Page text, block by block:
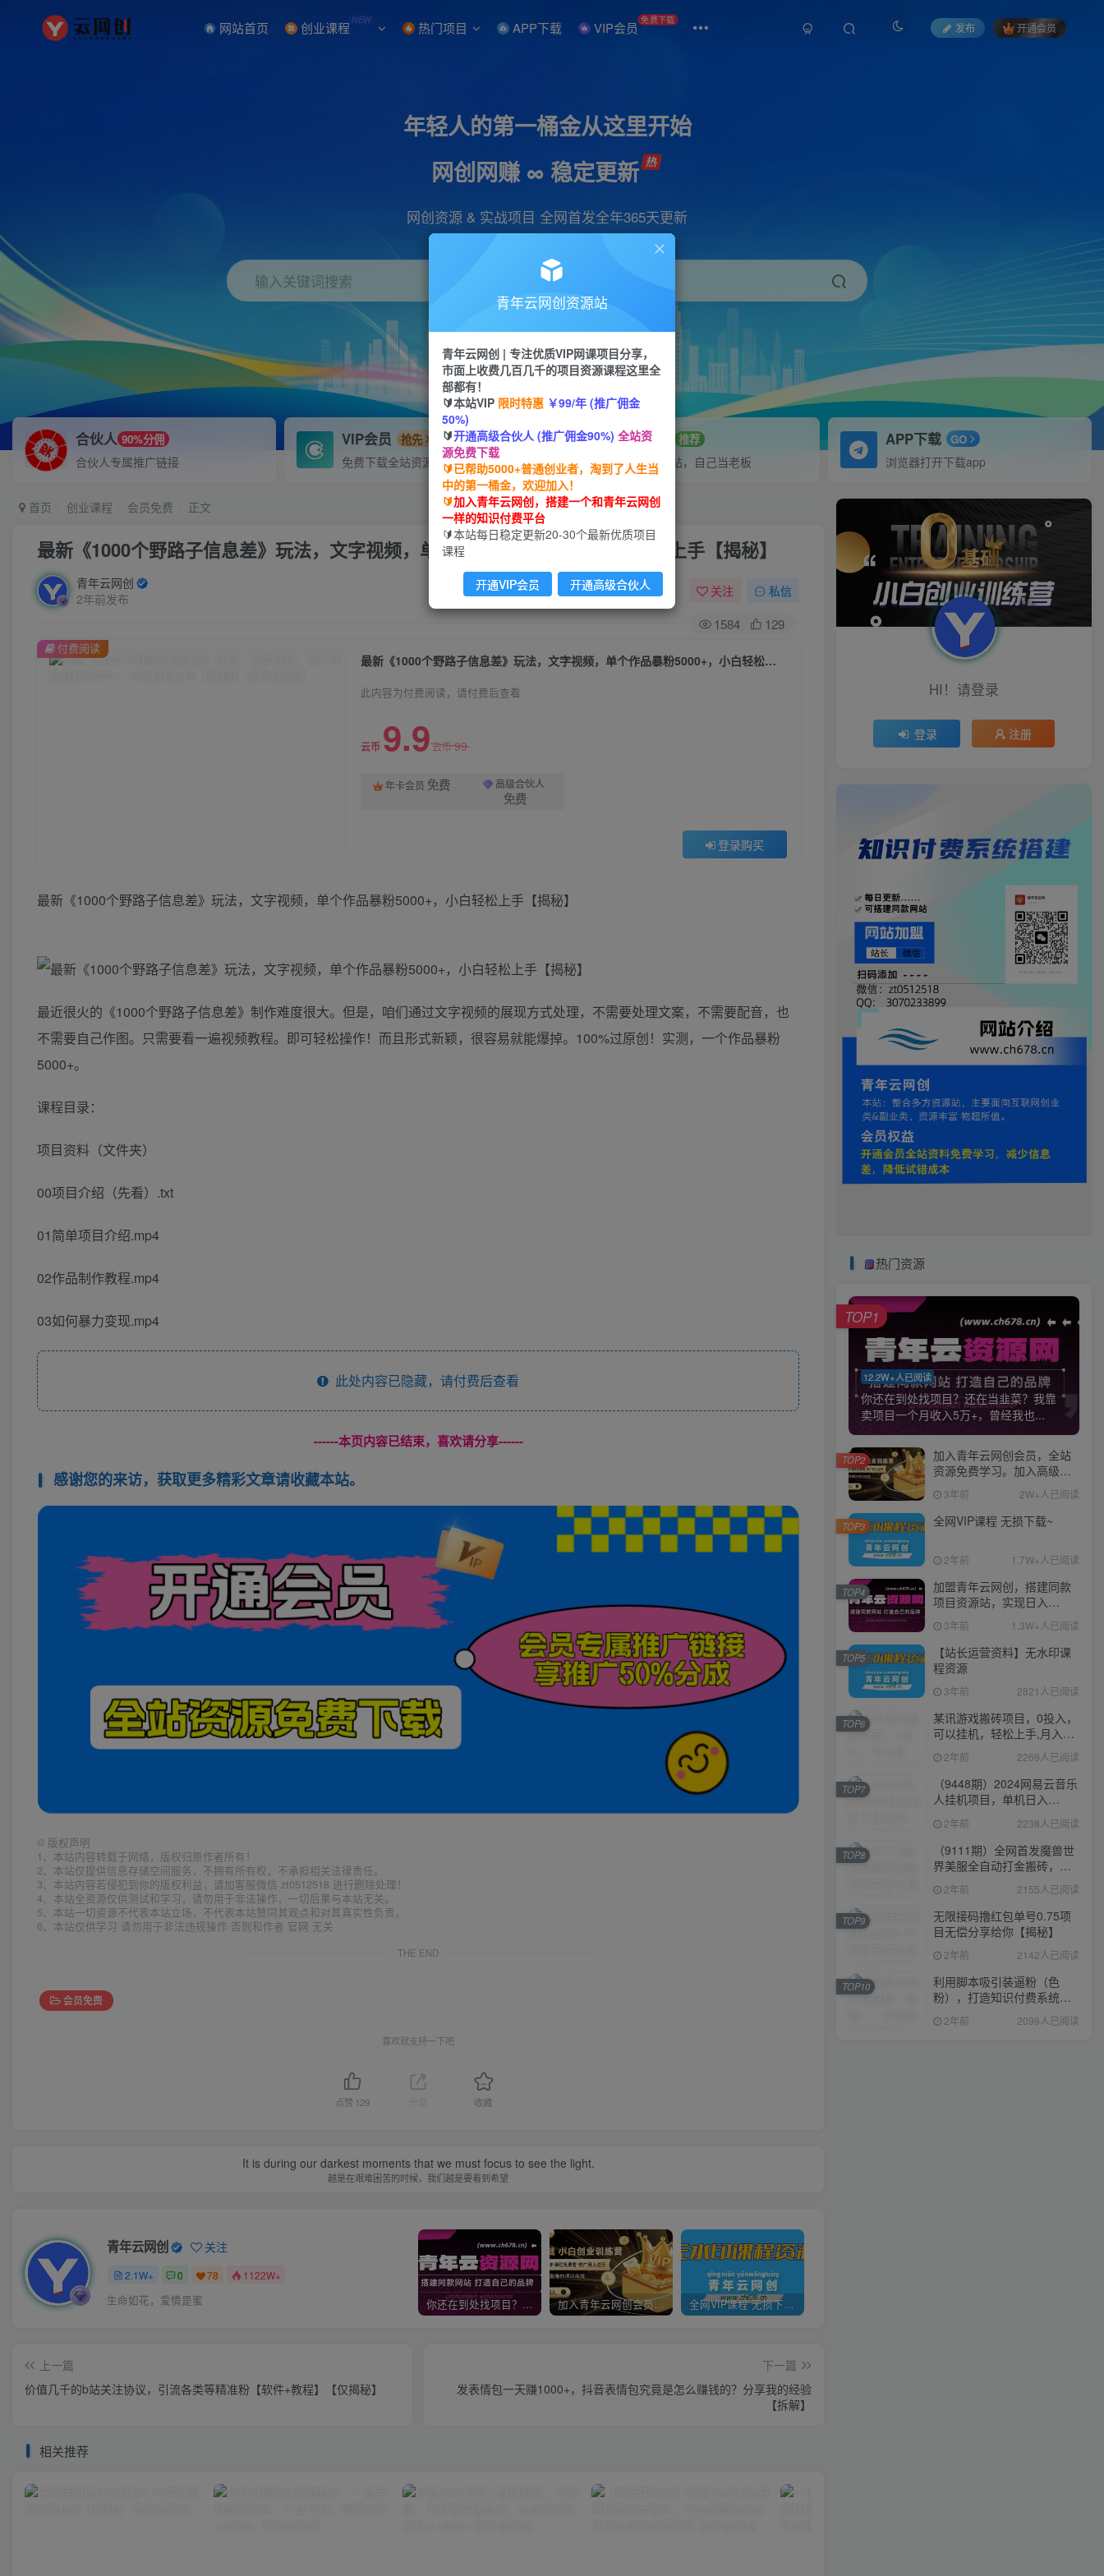
网站首页 创业课程 NEW 热门项目 APP下载 VIP会员 免费下载
发布 开通会员
年轻人的第一桶金从这里开始
网创网赚 ∞ 稳定更新
网创资源 & 实战项目 全网首发全年365天更新
输入关键词搜索
项目 引流 抖音 短视频 剪辑 会员
合伙人 90%分佣
合伙人专属推广链接
VIP会员 抢先
免费下载全站资源
招募站长 推荐
搭建同款网站，自己当老板
APP下载 GO
浏览器打开下载app
首页 创业课程 会员免费 正文
最新《1000个野路子信息差》玩法，文字视频，单个作品暴粉5000+，小白轻松上手【揭秘】
青年云网创
2年前发布
关注 私信
1584 129
最新《1000个野路子信息差》玩法，文字视频，单个作品暴粉5000+，小白轻松上手【揭秘】
此内容为付费阅读，请付费后查看
云币 9.9云币99
年卡会员 免费 高级合伙人
免费
登录购买
付费阅读
最新《1000个野路子信息差》玩法，文字视频，单个作品暴粉5000+，小白轻松上手【揭秘】
最近很火的《1000个野路子信息差》制作难度很大。但是，咱们通过文字视频的展现方式处理，不需要处理文案，不需要配音，也
不需要自己作图。只需要看一遍视频教程。即可轻松操作！而且形式新颖，很容易就能爆掉。100%过原创！实测，一个作品暴粉
5000+。
课程目录：
项目资料（文件夹）
00项目介绍（先看）.txt
01简单项目介绍.mp4
02作品制作教程.mp4
03如何暴力变现.mp4
此处内容已隐藏，请付费后查看
------本页内容已结束，喜欢请分享------
感谢您的来访，获取更多精彩文章请收藏本站。
© 版权声明
1、本站内容转载于网络，版权归原作者所有！
2、本站仅提供信息存储空间服务，不拥有所有权，不承担相关法律责任。
3、本站内容若侵犯到你的版权利益，请加客服微信 zt0512518 进行删除处理！
4、本站全资源仅供测试和学习，请勿用于非法操作，一切后果与本站无关。
5、本站一切资源不代表本站立场，不代表本站赞同其观点和对其真实性负责。
6、本站仅供学习 请勿用于非法违规操作 否则和作者 官网 无关
THE END
会员免费
喜欢就支持一下吧
点赞 129 收藏
It is during our darkest moments that we must focus to see the light.
越是在艰难困苦的时候，我们越是要看到希望
青年云网创 关注
2.1W+ 0 78 1122W+
生命如花，爱情是蜜 你还在到处找项目？还在当韭菜？我靠卖项目一个月收入5万+，曾经我也是个失败者。 加入青年云网创会员，全站资源免费学习。加入高级合伙人，推广日入1000+ 全网VIP课程 无损下载~
上一篇
价值几千的b站关注协议，引流各类等精准粉【软件+教程】【仅揭秘】
下一篇
发表情包一天赚1000+，抖音表情包究竟是怎么赚钱的？分享我的经验
【拆解】
相关推荐
HI！请登录
登录 注册
热门资源
12.2W+人已阅读
你还在到处找项目？还在当韭菜？我靠
卖项目一个月收入5万+，曾经我也...
TOP1
加入青年云网创会员，全站
资源免费学习。加入高级合
伙人，推广日入1000+
3年前 2W+人已阅读
TOP2
全网VIP课程 无损下载~
2年前 1.7W+人已阅读
TOP3
加盟青年云网创，搭建同款
项目资源站，实现日入
2000+
3年前 1.3W+人已阅读
TOP4
【站长运营资料】无水印课
程资源
3年前 2821人已阅读
TOP5
某讯游戏搬砖项目，0投入，
可以挂机，轻松上手,月入
3000+上不封顶
2年前 2269人已阅读
TOP6
（9448期）2024网易云音乐
人挂机项目，单机日入
150+，无脑月入5000+
2年前 2238人已阅读
TOP7
（9111期）全网首发魔兽世
界美服全自动打金搬砖，日
入1000+，简单好操作，保
姆级教学
2年前 2155人已阅读
TOP8
无限接码撸红包单号0.75项
目无偿分享给你【揭秘】
2年前 2142人已阅读
TOP9
利用脚本吸引装逼粉（色
粉），打造知识付费系统，
附388元美女写真项目
2年前 2099人已阅读
TOP10
青年云网创资源站
青年云网创 | 专注优质VIP网课项目分享，
市面上收费几百几千的项目资源课程这里全
部都有！
🔰本站VIP 限时特惠 ￥99/年 (推广佣金
50%)
🔰开通高级合伙人 (推广佣金90%) 全站资
源免费下载
🔰已帮助5000+普通创业者，淘到了人生当
中的第一桶金，欢迎加入！
🔰加入青年云网创，搭建一个和青年云网创
一样的知识付费平台
🔰本站每日稳定更新20-30个最新优质项目
课程
开通VIP会员 开通高级合伙人